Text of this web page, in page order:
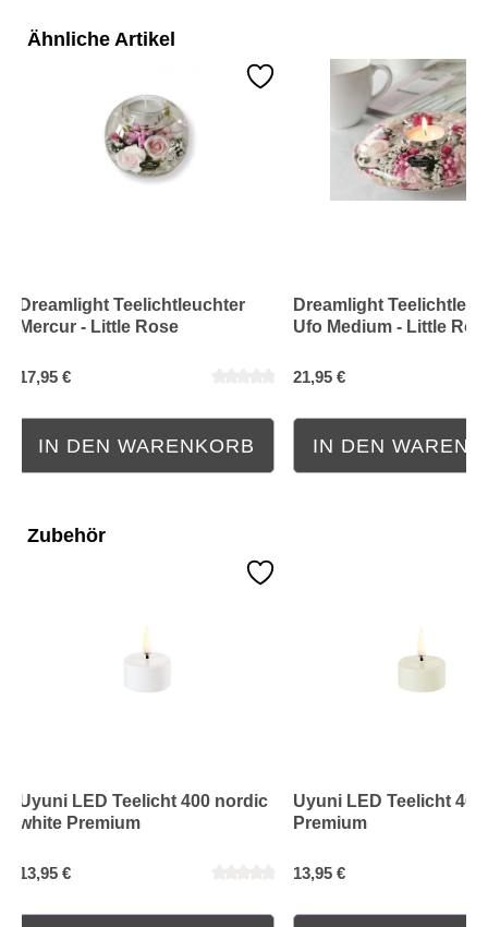
Ähnliche Artikel
Dreamlight Teelichtleuchter
Mercur - Little Rose
17,95 €
IN DEN WARENKORB
Dreamlight
Ufo Medium - Little
21,95 €
IN DEN
Zubehör
Uyuni LED Teelicht 400 nordic
white Premium
13,95 €
Uyuni LED Teelicht
Premium
13,95 €